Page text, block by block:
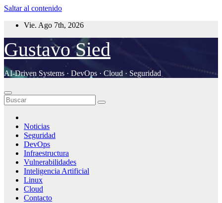
Saltar al contenido
Vie. Ago 7th, 2026
Gustavo Sied
AI-Driven Systems · DevOps · Cloud · Seguridad
Noticias
Seguridad
DevOps
Infraestructura
Vulnerabilidades
Inteligencia Artificial
Linux
Cloud
Contacto